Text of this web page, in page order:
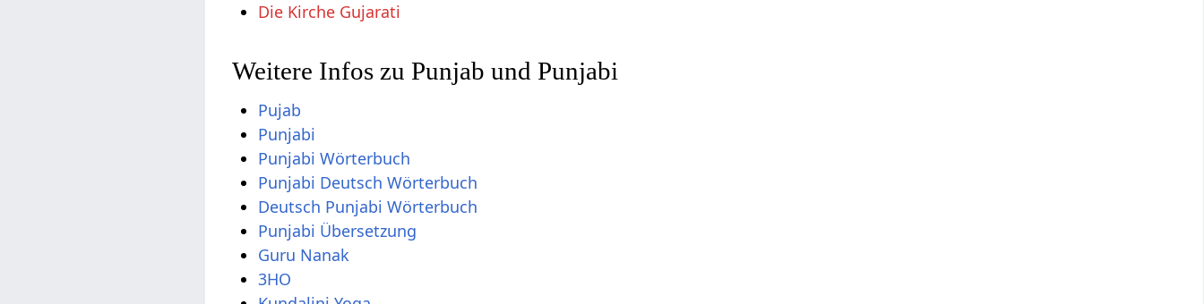
Die Kirche Gujarati
Weitere Infos zu Punjab und Punjabi
Pujab
Punjabi
Punjabi Wörterbuch
Punjabi Deutsch Wörterbuch
Deutsch Punjabi Wörterbuch
Punjabi Übersetzung
Guru Nanak
3HO